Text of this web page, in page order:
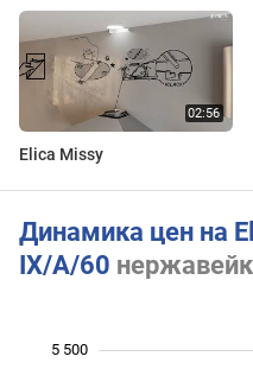
Elica Missy
Динамика цен на
IX/A/60
5 500